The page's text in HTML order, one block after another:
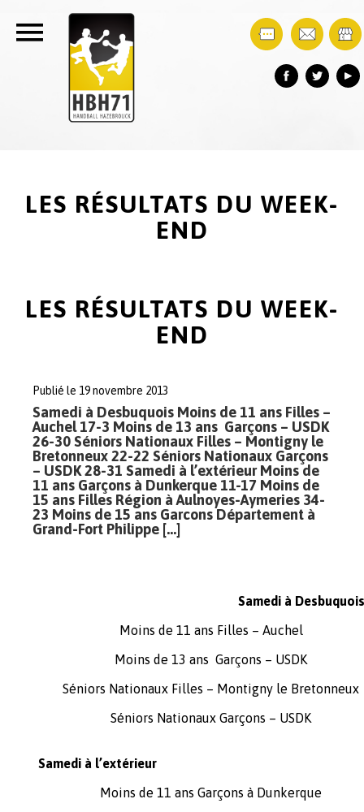
LES RÉSULTATS DU WEEK-
END
LES RÉSULTATS DU WEEK-
END
Publié le 19 novembre 2013
Samedi à Desbuquois Moins de 11 ans Filles –
Auchel 17-3 Moins de 13 ans Garçons – USDK
26-30 Séniors Nationaux Filles – Montigny le
Bretonneux 22-22 Séniors Nationaux Garçons
– USDK 28-31 Samedi à l’extérieur Moins de
11 ans Garçons à Dunkerque 11-17 Moins de
15 ans Filles Région à Aulnoyes-Aymeries 34-
23 Moins de 15 ans Garcons Département à
Grand-Fort Philippe […]
Samedi à Desbuquois
Moins de 11 ans Filles – Auchel
Moins de 13 ans Garçons – USDK
Séniors Nationaux Filles – Montigny le Bretonneux
Séniors Nationaux Garçons – USDK
Samedi à l’extérieur
Moins de 11 ans Garçons à Dunkerque